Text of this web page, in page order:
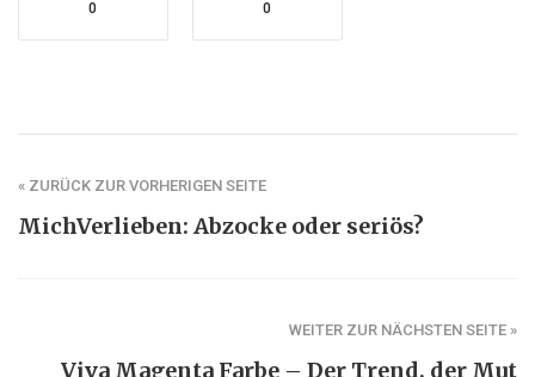
0 0
« ZURÜCK ZUR VORHERIGEN SEITE
MichVerlieben: Abzocke oder seriös?
WEITER ZUR NÄCHSTEN SEITE »
Viva Magenta Farbe – Der Trend, der Mut